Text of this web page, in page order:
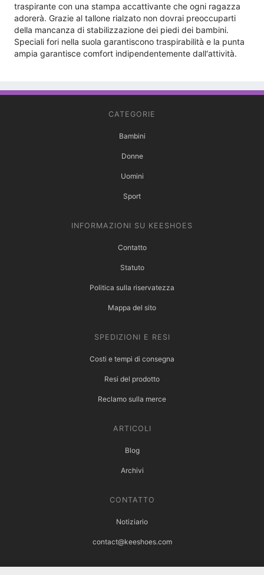
traspirante con una stampa accattivante che ogni ragazza
adorerà. Grazie al tallone rialzato non dovrai preoccuparti
della mancanza di stabilizzazione dei piedi dei bambini.
Speciali fori nella suola garantiscono traspirabilità e la punta
ampia garantisce comfort indipendentemente dall'attività.
CATEGORIE
Bambini
Donne
Uomini
Sport
INFORMAZIONI SU KEESHOES
Contatto
Statuto
Politica sulla riservatezza
Mappa del sito
SPEDIZIONI E RESI
Costi e tempi di consegna
Resi del prodotto
Reclamo sulla merce
ARTICOLI
Blog
Archivi
CONTATTO
Notiziario
contact@keeshoes.com